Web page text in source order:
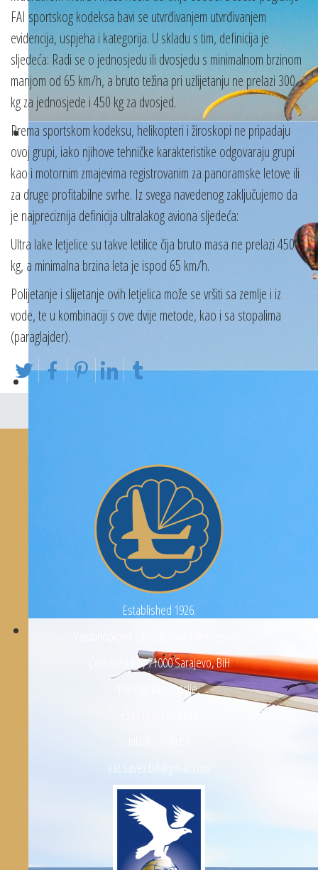
FAI sportskog kodeksa bavi se utvrđivanjem utvrđivanjem
evidencija, uspjeha i kategorija. U skladu s tim, definicija je
sljedeća: Radi se o jednosjedu ili dvosjedu s minimalnom brzinom
manjom od 65 km/h, a bruto težina pri uzlijetanju ne prelazi 300
kg za jednosjede i 450 kg za dvosjed.
Prema sportskom kodeksu, helikopteri i žiroskopi ne pripadaju
ovoj grupi, iako njihove tehničke karakteristike odgovaraju grupi
kao i motornim zmajevima registrovanim za panoramske letove ili
za druge profitabilne svrhe. Iz svega navedenog zaključujemo da
je najpreciznija definicija ultralakog aviona sljedeća:
Ultra lake letjelice su takve letilice čija bruto masa ne prelazi 450
kg, a minimalna brzina leta je ispod 65 km/h.
Polijetanje i slijetanje ovih letjelica može se vršiti sa zemlje i iz
vode, te u kombinaciji s ove dvije metode, kao i sa stopalima
(paraglajder).
Established 1926.
Ćemaluša bb, 71000 Sarajevo, BiH
Kontakt informacije:
vaz.savez.bih@gmail.com